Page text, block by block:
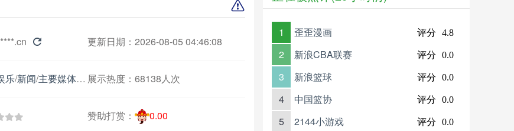
 更新日期：2026-08-05 04:46:08
乐/新闻/主要媒体报刊 展示热度： 68138人次
赞助打赏： 0.00
1 歪歪漫画 评分 4.8
2 新浪CBA联赛 评分 0.0
3 新浪篮球 评分 0.0
4 中国篮协 评分 0.0
5 2144小游戏 评分 0.0